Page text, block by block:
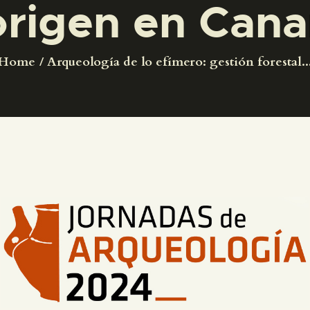
en
Arqueología de lo efímero: gestión
PREPARAR LA VISITA
ACTIVIDADES
DIDÁCTICA
ESPAÑOL